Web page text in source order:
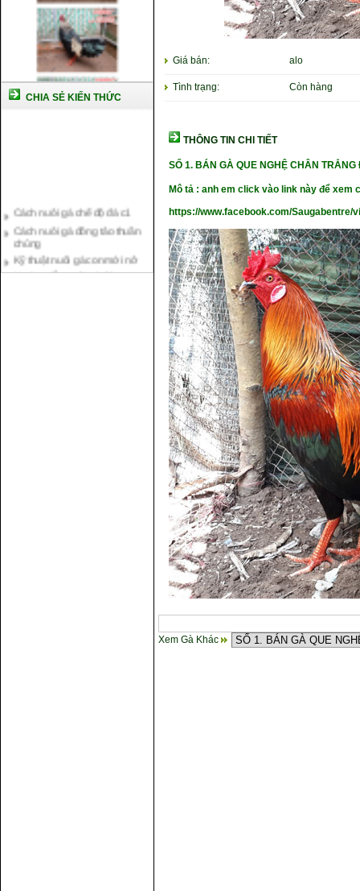
CHIA SẺ KIẾN THỨC
Cách nuôi gà đông tảo thuần
chủng
Kỹ thuật nuôi gà con mới nở
Hướng dẫn nuôi gà đá
Giá bán: alo
Tình trạng: Còn hàng
THÔNG TIN CHI TIẾT
SỐ 1. BÁN GÀ QUE NGHỆ CHÂN
Mô tả : anh em click vào link này để xem
https://www.facebook.com/Saugabentre/
Xem Gà Khác